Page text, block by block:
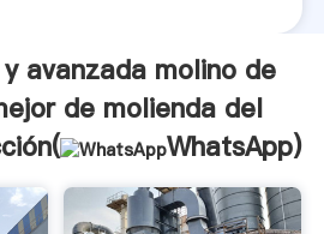
avanzada molino de
de molienda del
WhatsApp)